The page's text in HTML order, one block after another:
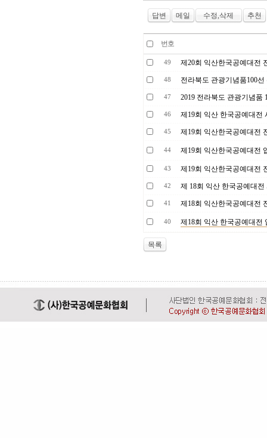
답변 메일 수정,삭제 추천
번호
49 제20회 익산한국공예대전
48 전라북도 관광기념품100
47 2019 전라북도 관광기념품
46 제19회 익산 한국공예대전
45 제19회 익산한국공예대전
44 제19회 익산한국공예대전
43 제19회 익산한국공예대전
42 제 18회 익산 한국공예대전
41 제18회 익산한국공예대전
40 제18회 익산 한국공예대전
목록